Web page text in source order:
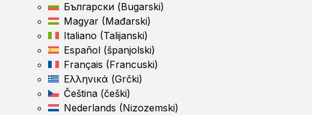
Български (Bugarski)
Magyar (Mađarski)
Italiano (Talijanski)
Español (španjolski)
Français (Francuski)
Ελληνικά (Grčki)
Čeština (češki)
Nederlands (Nizozemski)